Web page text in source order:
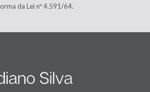
da Lei nº 4.591/64.